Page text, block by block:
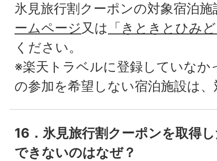
氷見旅行割クーポンの対象宿泊
ームページ又は 「きときとひみ
ください。
※楽天トラベルに登録していなか
の参加を希望しない宿泊施設は
16．氷見旅行割クーポンを取得
できないのはなぜ？